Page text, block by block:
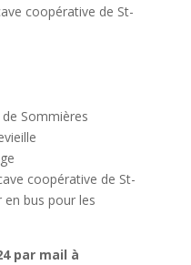
coopérative de St-
Sommières
coopérative de St-
en bus pour les
par mail à